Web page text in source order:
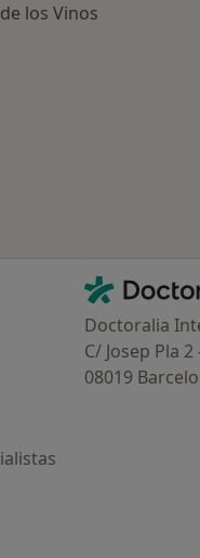
los Vinos
Contacto
Doctoralia -
Doctoralia
C/ Josep Pla
08019